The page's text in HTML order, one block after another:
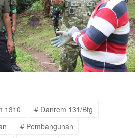
1310
# Danrem 131/Btg
# Pembangunan